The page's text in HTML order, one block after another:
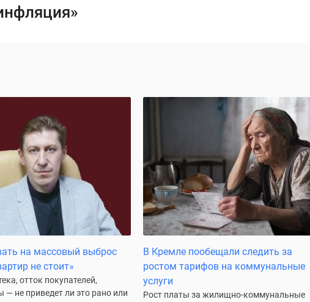
на массовый выброс
не стоит»
отток покупателей,
— не приведет ли это рано или
В Кремле пообещали следить за
ростом тарифов на коммунальные
услуги
Рост платы за жилищно-коммунальные